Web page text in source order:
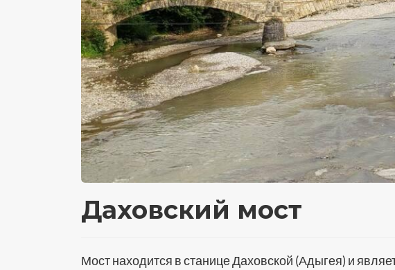
Даховский мост
Мост находится в станице Даховской (Адыгея) и